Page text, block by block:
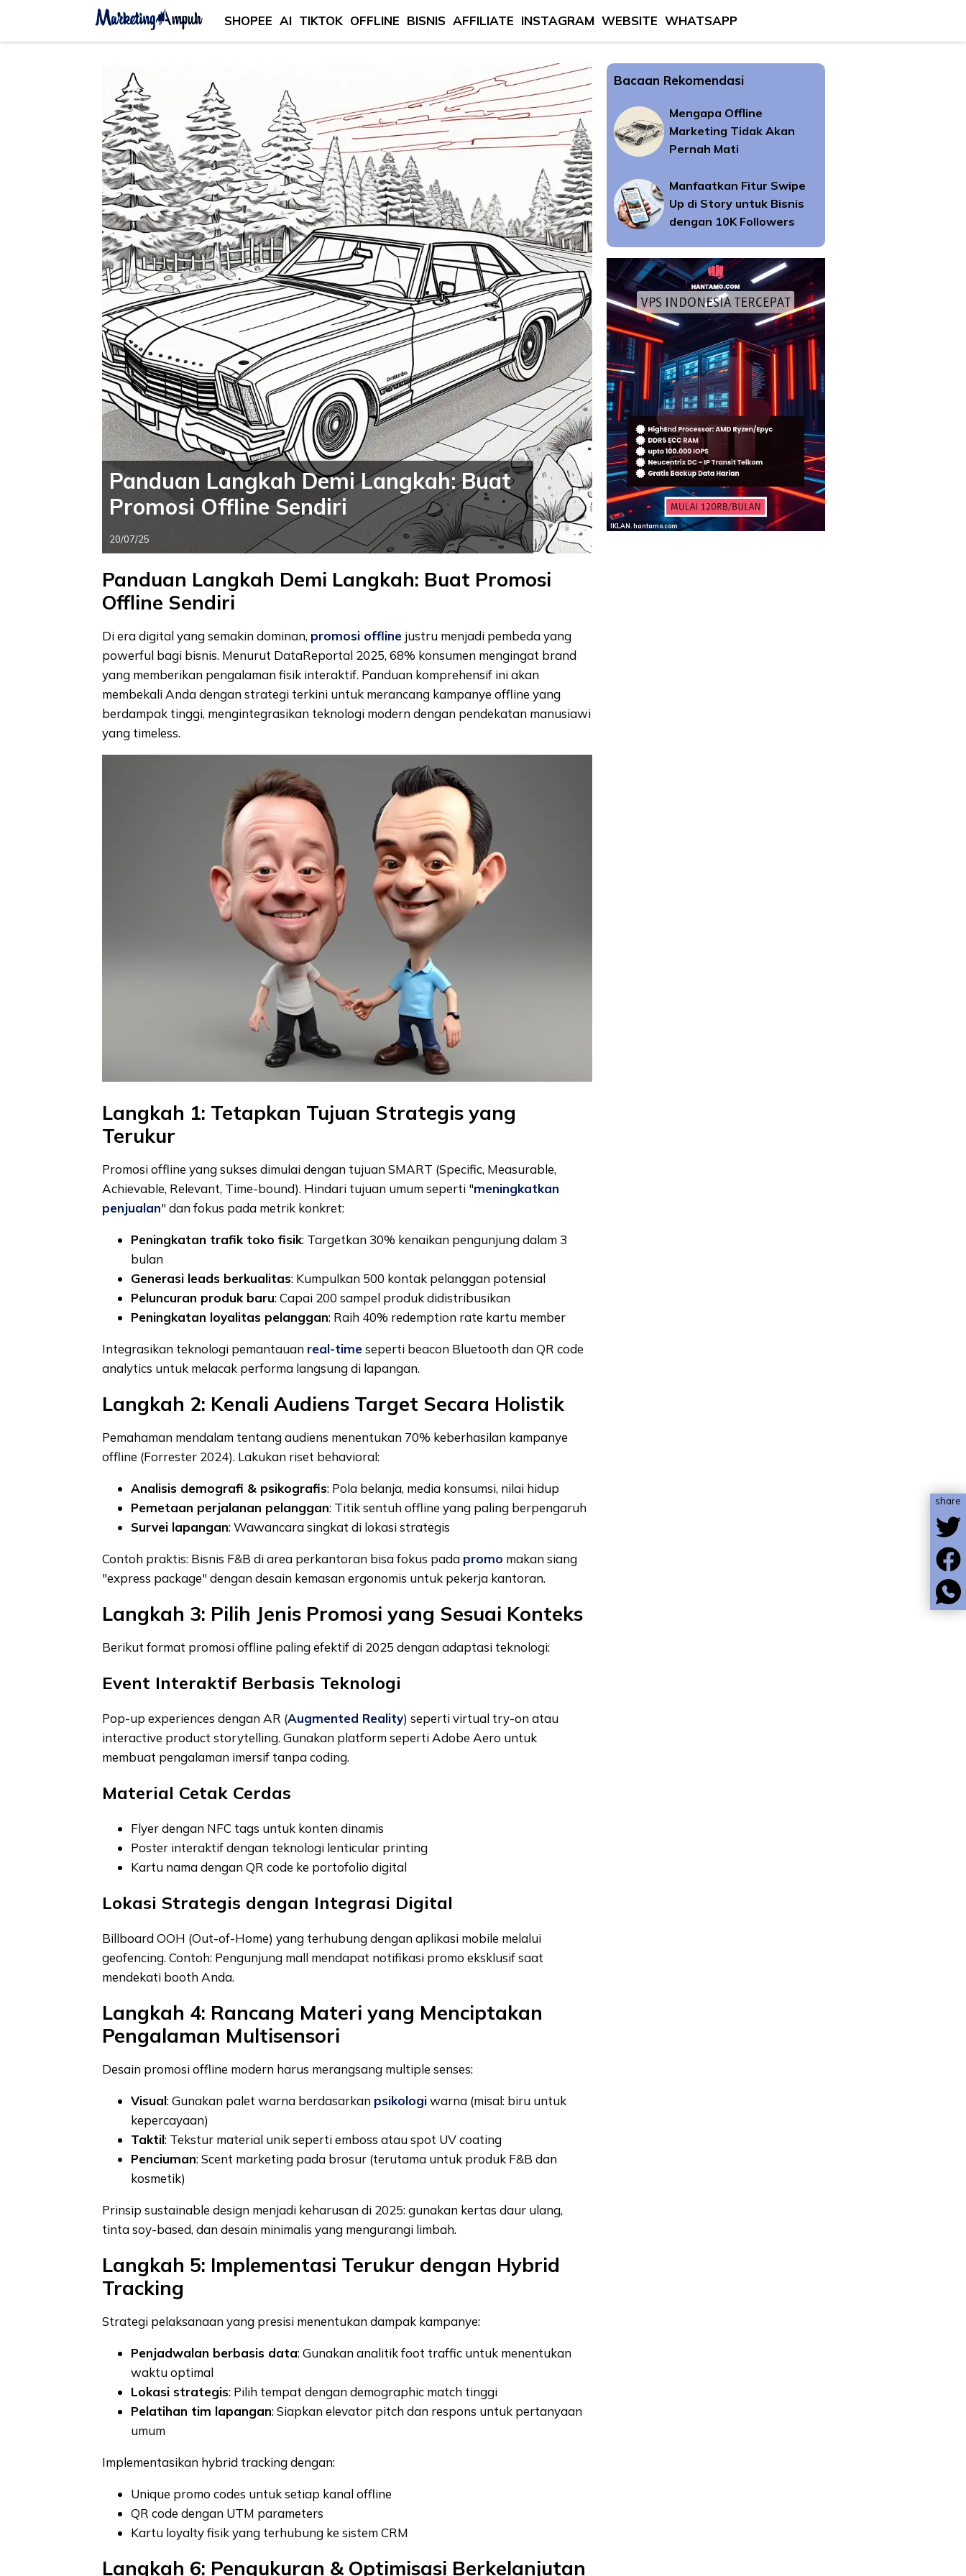
SHOPEE AI TIKTOK OFFLINE BISNIS AFFILIATE INSTAGRAM WEBSITE WHATSAPP
Panduan Langkah Demi Langkah: Buat
Promosi Offline Sendiri
20/07/25
Panduan Langkah Demi Langkah: Buat Promosi
Offline Sendiri
Di era digital yang semakin dominan, promosi offline justru menjadi pembeda yang
powerful bagi bisnis. Menurut DataReportal 2025, 68% konsumen mengingat brand
yang memberikan pengalaman fisik interaktif. Panduan komprehensif ini akan
membekali Anda dengan strategi terkini untuk merancang kampanye offline yang
berdampak tinggi, mengintegrasikan teknologi modern dengan pendekatan manusiawi
yang timeless.
Langkah 1: Tetapkan Tujuan Strategis yang
Terukur
Promosi offline yang sukses dimulai dengan tujuan SMART (Specific, Measurable,
Achievable, Relevant, Time-bound). Hindari tujuan umum seperti "meningkatkan
penjualan" dan fokus pada metrik konkret:
Peningkatan trafik toko fisik: Targetkan 30% kenaikan pengunjung dalam 3
bulan
Generasi leads berkualitas: Kumpulkan 500 kontak pelanggan potensial
Peluncuran produk baru: Capai 200 sampel produk didistribusikan
Peningkatan loyalitas pelanggan: Raih 40% redemption rate kartu member
Integrasikan teknologi pemantauan real-timeseperti beacon Bluetooth dan QR code
analytics untuk melacak performa langsung di lapangan.
Langkah 2: Kenali Audiens Target Secara Holistik
Pemahaman mendalam tentang audiens menentukan 70% keberhasilan kampanye
offline (Forrester 2024). Lakukan riset behavioral:
Analisis demografi & psikografis: Pola belanja, media konsumsi, nilai hidup
Pemetaan perjalanan pelanggan: Titik sentuh offline yang paling berpengaruh
Survei lapangan: Wawancara singkat di lokasi strategis
Contoh praktis: Bisnis F&B di area perkantoran bisa fokus pada promo makan siang
"express package" dengan desain kemasan ergonomis untuk pekerja kantoran.
Langkah 3: Pilih Jenis Promosi yang Sesuai Konteks
Berikut format promosi offline paling efektif di 2025 dengan adaptasi teknologi:
Event Interaktif Berbasis Teknologi
Pop-up experiences dengan AR (Augmented Reality) seperti virtual try-on atau
interactive product storytelling. Gunakan platform seperti Adobe Aero untuk
membuat pengalaman imersif tanpa coding.
Material Cetak Cerdas
Flyer dengan NFC tags untuk konten dinamis
Poster interaktif dengan teknologi lenticular printing
Kartu nama dengan QR code ke portofolio digital
Lokasi Strategis dengan Integrasi Digital
Billboard OOH (Out-of-Home) yang terhubung dengan aplikasi mobile melalui
geofencing. Contoh: Pengunjung mall mendapat notifikasi promo eksklusif saat
mendekati booth Anda.
Langkah 4: Rancang Materi yang Menciptakan
Pengalaman Multisensori
Desain promosi offline modern harus merangsang multiple senses:
Visual: Gunakan palet warna berdasarkan psikologiwarna (misal: biru untuk
kepercayaan)
Taktil: Tekstur material unik seperti emboss atau spot UV coating
Penciuman: Scent marketing pada brosur (terutama untuk produk F&B dan
kosmetik)
Prinsip sustainable design menjadi keharusan di 2025: gunakan kertas daur ulang,
tinta soy-based, dan desain minimalis yang mengurangi limbah.
Langkah 5: Implementasi Terukur dengan Hybrid
Tracking
Strategi pelaksanaan yang presisi menentukan dampak kampanye:
Penjadwalan berbasis data: Gunakan analitik foot traffic untuk menentukan
waktu optimal
Lokasi strategis: Pilih tempat dengan demographic match tinggi
Pelatihan tim lapangan: Siapkan elevator pitch dan respons untuk pertanyaan
umum
Implementasikan hybrid tracking dengan:
Unique promo codes untuk setiap kanal offline
QR code dengan UTM parameters
Kartu loyalty fisik yang terhubung ke sistem CRM
Langkah 6: Pengukuran & Optimisasi Berkelanjutan
Bacaan Rekomendasi
Mengapa Offline
Marketing Tidak Akan
Pernah Mati
Manfaatkan Fitur Swipe
Up di Story untuk Bisnis
dengan 10K Followers
IKLAN. hantamo.com
share